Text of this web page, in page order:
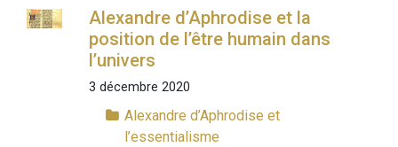
Alexandre d’Aphrodise et la
position de l’être humain dans
l’univers
3 décembre 2020
Alexandre d’Aphrodise et
l’essentialisme